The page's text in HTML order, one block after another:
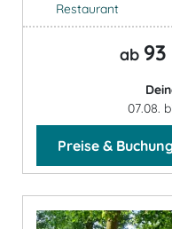
Restaurant
ab
07.08.
Preise &